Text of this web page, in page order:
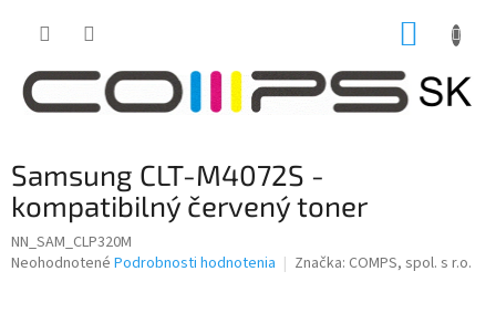
Samsung CLT-M4072S -
kompatibilný červený toner
NN_SAM_CLP320M
Priemerné
Neohodnotené Podrobnosti hodnotenia Značka: COMPS, spol. s r.o.